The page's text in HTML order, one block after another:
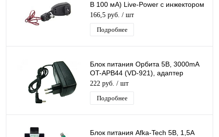
В 100 мА) Live-Power с инжектором
питания, черный
166,5 руб. / шт
Подробнее
Блок питания Орбита 5В, 3000mA
OT-APB44 (VD-921), адаптер
питания, шнур 1 м, штекер 2,5*0,7
222 руб. / шт
Подробнее
Блок питания Afka-Tech 5В, 1,5А